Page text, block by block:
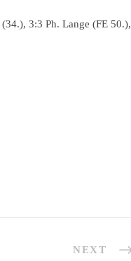
3:3 Ph. Lange (FE 50.),
NEXT